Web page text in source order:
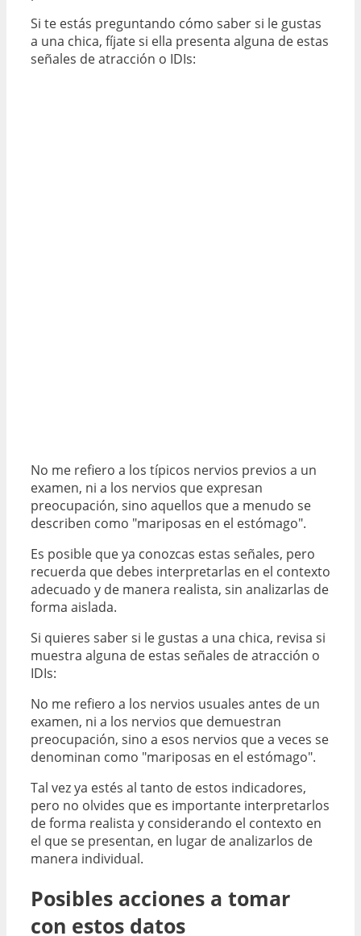
Si te estás preguntando cómo saber si le gustas
a una chica, fíjate si ella presenta alguna de estas
señales de atracción o IDIs:
No me refiero a los típicos nervios previos a un
examen, ni a los nervios que expresan
preocupación, sino aquellos que a menudo se
describen como "mariposas en el estómago".
Es posible que ya conozcas estas señales, pero
recuerda que debes interpretarlas en el contexto
adecuado y de manera realista, sin analizarlas de
forma aislada.
Si quieres saber si le gustas a una chica, revisa si
muestra alguna de estas señales de atracción o
IDIs:
No me refiero a los nervios usuales antes de un
examen, ni a los nervios que demuestran
preocupación, sino a esos nervios que a veces se
denominan como "mariposas en el estómago".
Tal vez ya estés al tanto de estos indicadores,
pero no olvides que es importante interpretarlos
de forma realista y considerando el contexto en
el que se presentan, en lugar de analizarlos de
manera individual.
Posibles acciones a tomar
con estos datos